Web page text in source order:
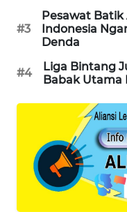
#3
Pesawat Batik
Indonesia
Denda
#4
Liga Bintang
Babak Utama
WAHANA
Network
KONSUMEN
MASYARAKAT
KELISTRIKAN